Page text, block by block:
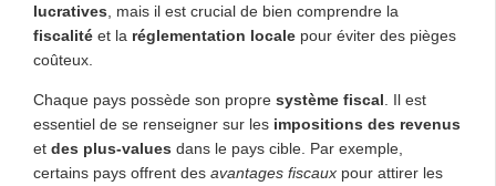
lucratives , mais il est crucial de bien comprendre la
fiscalité et la réglementation locale pour éviter des pièges
coûteux.
Chaque pays possède son propre système fiscal . Il est
essentiel de se renseigner sur les impositions des revenus
et des plus-values dans le pays cible. Par exemple,
certains pays offrent des avantages fiscaux pour attirer les